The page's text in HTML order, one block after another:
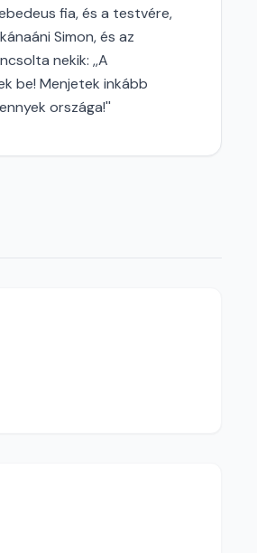
fia, és a testvére,
Simon, és az
nekik: ,,A
be! Menjetek inkább
országa!''